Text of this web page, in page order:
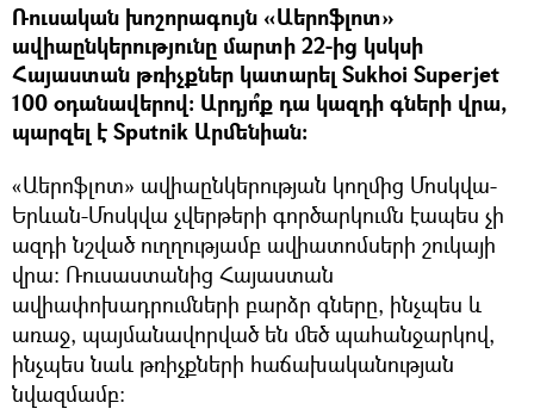
Ռուսական խոշորագույն «Աերոֆլոտ»
ավիաընկերությունը մարտի 22-ից կսկսի
Հայաստան թռիչքներ կատարել Sukhoi Superjet
100 օդանավերով: Արդյո՞ք դա կազդի գների վրա,
պարզել է Sputnik Արմենիան։
«Աերոֆլոտ» ավիաընկերության կողմից Մոսկվա-
Երևան-Մոսկվա չվերթերի գործարկումն էապես չի
ազդի նշված ուղղությամբ ավիատոմսերի շուկայի
վրա: Ռուսաստանից Հայաստան
ավիափոխադրումների բարձր գները, ինչպես և
առաջ, պայմանավորված են մեծ պահանջարկով,
ինչպես նաև թռիչքների հաճախականության
նվազմամբ։